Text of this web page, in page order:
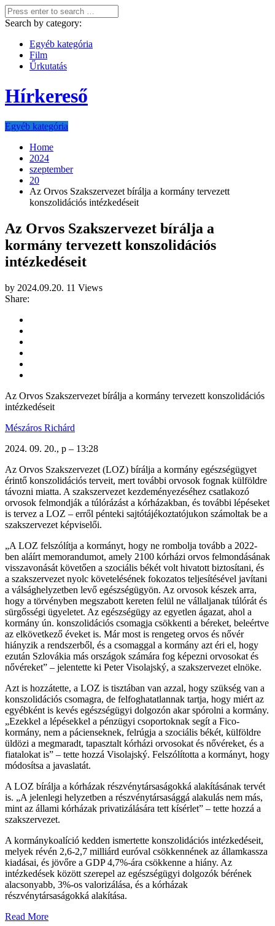
Search by category:
Egyéb kategória
Film
Űrkutatás
Hírkereső
Egyéb kategória
Home
2024
szeptember
20
Az Orvos Szakszervezet bírálja a kormány tervezett
konszolidációs intézkedéseit
Az Orvos Szakszervezet bírálja a
kormány tervezett konszolidációs
intézkedéseit
by 2024.09.20. 11 Views
Share:
Az Orvos Szakszervezet bírálja a kormány tervezett konszolidációs
intézkedéseit
Mészáros Richárd
2024. 09. 20., p – 13:28
Az Orvos Szakszervezet (LOZ) bírálja a kormány egészségügyet
érintő konszolidációs terveit, mert további orvosok fognak külföldre
távozni miatta. A szakszervezet kezdeményezéséhez csatlakozó
orvosok felmondják a túlórázást a kórházakban, és további lépéseket
is tervez a LOZ – erről pénteki sajtótájékoztatójukon számoltak be a
szakszervezet képviselői.
„A LOZ felszólítja a kormányt, hogy ne rombolja tovább a 2022-
ben aláírt memorandumot, amely 2100 kórházi orvos felmondásának
visszavonását követően a szociális békét volt hivatott biztosítani, és
a szakszervezet nyolc követelésének fokozatos teljesítésével javítani
a válsághelyzetben levő egészségügyön. Az orvosok készek arra,
hogy a törvényben megszabott kereten felül ne vállaljanak túlórát és
sürgősségi ügyeletet. Az egészségügy az egyetlen ágazat, ahol a
kormány ún. konszolidációs csomagja csökkenti a béreket, beleértve
az elkövetkező éveket is. Már most is rengeteg orvos és nővér
hiányzik a rendszerből, és a csomaggal a kormány azt éri el, hogy
ezután Szlovákia más országok számára fog képezni orvosokat és
nővéreket” – jelentette ki Peter Visolajský, a szakszervezet elnöke.
Azt is hozzátette, a LOZ is tisztában van azzal, hogy szükség van a
konszolidációs csomagra, de felfoghatatlannak tartja, hogy miért az
egyébként is kevés egészségügyi dolgozón akar spórolni a kormány.
„Ezekkel a lépésekkel a pénzügyi csoportoknak segít a Fico-
kormány, nem a pácienseknek, felrúgja a szociális békét, külföldre
üldözi a megmaradt, tapasztalt kórházi orvosokat és nővéreket, és a
fiatalokat is” – tette hozzá Visolajský. Felszólította a kormányt, hogy
módosítsa a javaslatát.
A LOZ bírálja a kórházak részvénytársaságokká alakításának tervét
is. „A jelenlegi helyzetben a részvénytársasággá alakulás nem más,
mint az állami kórházak privatizálására tett kísérlet” – tette hozzá a
szakszervezet.
A kormánykoalíció kedden ismertette konszolidációs intézkedéseit,
melyek révén 2,6-2,7 milliárd euróval csökkennének az államkassza
kiadásai, és jövőre a GDP 4,7%-ára csökkenne a hiány. Az
intézkedések között szerepel az egészségügyi dolgozók bérének
alacsonyabb, 3%-os valorizálása, és a kórházak
részvénytársaságokká alakítása.
Read More